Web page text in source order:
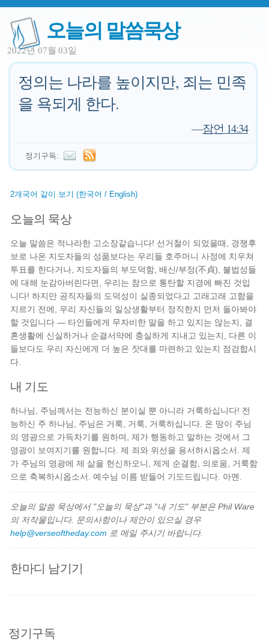
오늘의 말씀묵상
2022년 07월 03일
정의는 나라를 높이지만, 죄는 민족
을 욕되게 한다.
—잠언 14:34
정기구독:
2개국어 같이 보기 (한국어 / English)
오늘의 묵상
오늘 말씀은 적나라한 고소장같습니다! 선거철이 되었을때, 경쟁후
보로 나온 지도자들의 성품보다는 우리들 호주머니 사정에 치우쳐
투표를 한다거나, 지도자들의 부도덕함, 배신/부정(不貞), 불법성들
에 대해 눈감아버린다면, 우리는 참으로 통탄할 지경에 빠진 것입
니다! 하지만 공직자들의 도덕성이 실종되었다고 고래고래 고함을
지르기 전에, 우리 자신들의 일상생활부터 정직한지 먼저 돌아봐야
할 것입니다 — 타인들에게 무자비한 말을 하고 있지는 않는지, 결
혼생활에 신실하거나 순결서약에 충실하게 지내고 있는지, 다른 이
들보다도 우리 자신에게 더 높은 잣대를 마련하고 있는지 점검합시
다.
내 기도
하나님, 주님께서는 전능하신 분이실 뿐 아니라 거룩하십니다! 전
능하신 주 하나님, 주님은 거룩, 거룩, 거룩하십니다. 온 땅이 주님
의 영광으로 가득차기를 원하며, 제가 행동하고 말하는 것에서 그
영광이 보여지기를 원합니다. 제 죄와 위선을 용서하시옵소서. 제
가 주님의 영광에 제 삶을 헌신하오니, 제게 순결함, 의로움, 거룩함
으로 축복하시옵소서. 예수님 이름 받들어 기도드립니다. 아멘.
오늘의 말씀 묵상에서 "오늘의 묵상"과 "내 기도" 부분은 Phil Ware
의 저작물입니다. 문의사항이나 제안이 있으실 경우
help@verseoftheday.com 로 메일 주시기 바랍니다.
한마디 남기기
정기구독